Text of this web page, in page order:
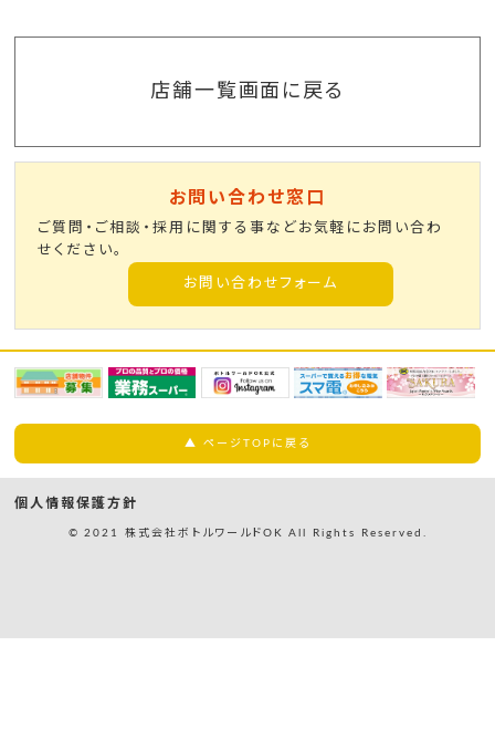
店舗一覧画面に戻る
お問い合わせ窓口
ご質問・ご相談・採用に関する事などお気軽にお問い合わ
せください。
お問い合わせフォーム
▲ ページTOPに戻る
個人情報保護方針
© 2021 株式会社ボトルワールドOK All Rights Reserved.